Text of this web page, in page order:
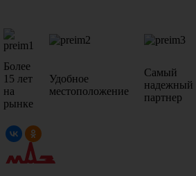
Более
15 лет
на
рынке
Удобное
местоположение
Самый
надежный
партнер